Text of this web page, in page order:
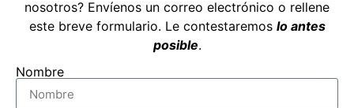
nosotros? Envíenos un correo electrónico o rellene
este breve formulario. Le contestaremos lo antes
posible.
Nombre